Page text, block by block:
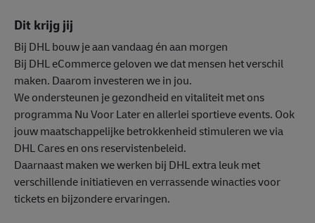
Dit krijg jij
Bij DHL bouw je aan vandaag én aan morgen
Bij DHL eCommerce geloven we dat mensen het verschil
maken. Daarom investeren we in jou.
We ondersteunen je gezondheid en vitaliteit met ons
programma Nu Voor Later en allerlei sportieve events. Ook
jouw maatschappelijke betrokkenheid stimuleren we via
DHL Cares en ons reservistenbeleid.
Daarnaast maken we werken bij DHL extra leuk met
verschillende initiatieven en verrassende winacties voor
tickets en bijzondere ervaringen.